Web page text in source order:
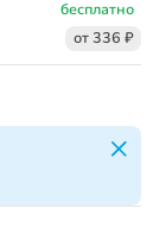
бесплатно
от 336 ₽